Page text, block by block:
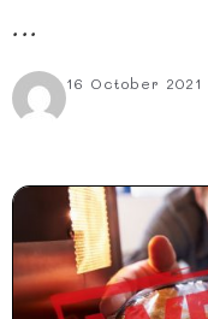
...
16 October 2021